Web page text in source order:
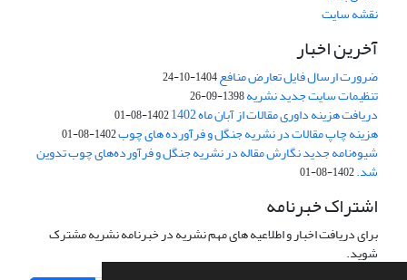
نقشه سایت
آخرین اخبار
ضرورت ارسال فایل تعارض منافع1404-10-24
تنظیمات سایت جدید نشریه1398-09-26
دریافت هزینه داوری مقالات از آبان ماه 1402 1402-08-01
هزینه چاپ مقالات در نشریه جنگل و فرآورده های چوب1402-08-01
شیوه‌نامه جدید نگارش مقاله در نشریه جنگل و فرآورده‌های چوب تدوین
شد.1402-08-01
اشتراک خبرنامه
برای دریافت اخبار و اطلاعیه های مهم نشریه در خبرنامه نشریه مشترک
شوید.